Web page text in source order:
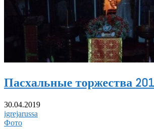
Пасхальные торжества
30.04.2019
igrejarussa
Фото